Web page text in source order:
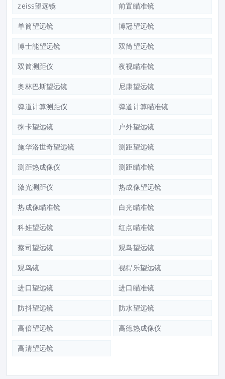
zeiss望远镜 前置瞄准镜
单筒望远镜 博冠望远镜
博士能望远镜 双筒望远镜
双筒测距仪 夜视瞄准镜
奥林巴斯望远镜 尼康望远镜
弹道计算测距仪 弹道计算瞄准镜
徕卡望远镜 户外望远镜
施华洛世奇望远镜 测距望远镜
测距热成像仪 测距瞄准镜
激光测距仪 热成像望远镜
热成像瞄准镜 白光瞄准镜
科娃望远镜 红点瞄准镜
蔡司望远镜 观鸟望远镜
观鸟镜 视得乐望远镜
进口望远镜 进口瞄准镜
防抖望远镜 防水望远镜
高倍望远镜 高德热成像仪
高清望远镜